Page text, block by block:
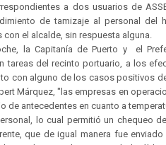
a dos usuarios de
de tamizaje al personal del
el alcalde, sin respuesta alguna.
la Capitanía de Puerto y el
tareas del recinto portuario, a los
con alguno de los casos positivos
Márquez, "las empresas en
de antecedentes en cuanto a
lo cual permitió un chequeo
que de igual manera fue